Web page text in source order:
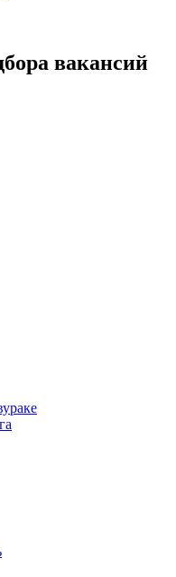
вакансий